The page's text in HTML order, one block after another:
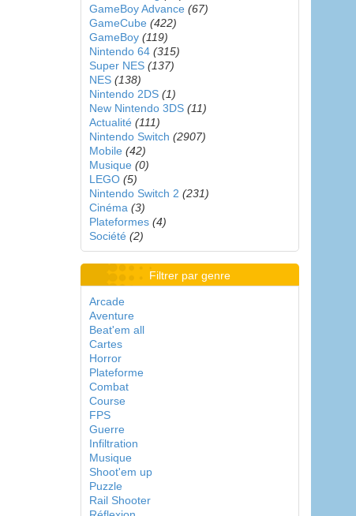
GameBoy Advance (67)
GameCube (422)
GameBoy (119)
Nintendo 64 (315)
Super NES (137)
NES (138)
Nintendo 2DS (1)
New Nintendo 3DS (11)
Actualité (111)
Nintendo Switch (2907)
Mobile (42)
Musique (0)
LEGO (5)
Nintendo Switch 2 (231)
Cinéma (3)
Plateformes (4)
Société (2)
Filtrer par genre
Arcade
Aventure
Beat'em all
Cartes
Horror
Plateforme
Combat
Course
FPS
Guerre
Infiltration
Musique
Shoot'em up
Puzzle
Rail Shooter